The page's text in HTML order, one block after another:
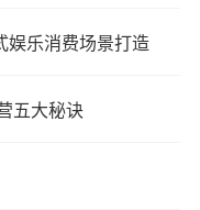
乐消费场景打造
五大秘诀